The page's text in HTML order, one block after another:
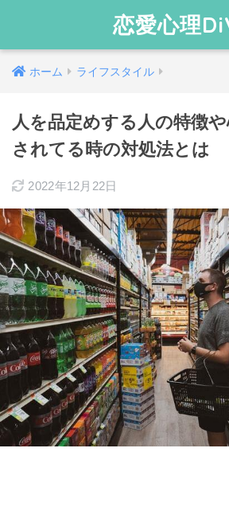
恋愛心理
ホーム ライフスタイル
人を品定めする人の特徴
されてる時の対処法とは
2022年12月22日